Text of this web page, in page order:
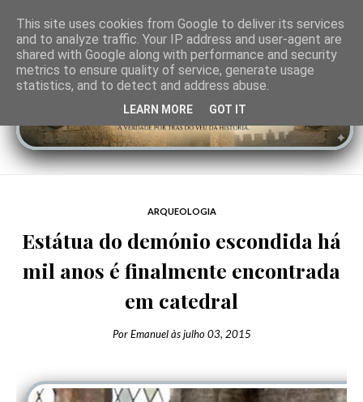
ARQUEOLOGIA
Estátua do demónio escondida há
mil anos é finalmente encontrada
em catedral
Por Emanuel àsjulho 03, 2015
This site uses cookies from Google to deliver its services
and to analyze traffic. Your IP address and user-agent are
shared with Google along with performance and security
metrics to ensure quality of service, generate usage
statistics, and to detect and address abuse.
LEARN MORE GOT IT